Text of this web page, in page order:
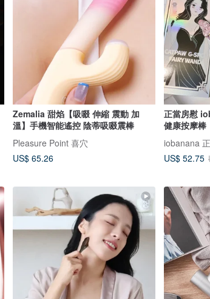
Zemalia 甜焰【吸啜 伸縮 震動 加
溫】手機智能遙控 陰蒂吸啜震棒
Pleasure Point 喜穴
US$ 65.26
正當房慰
健康按摩棒
iobanana
US$ 52.75